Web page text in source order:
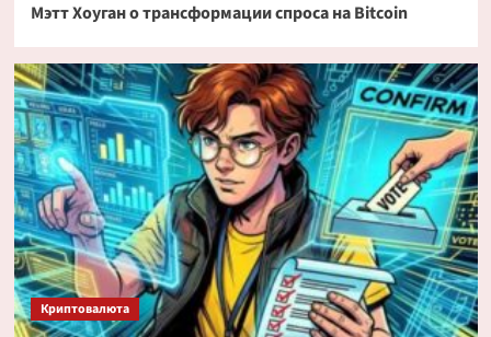
Мэтт Хоуган о трансформации спроса на Bitcoin
Криптовалюта